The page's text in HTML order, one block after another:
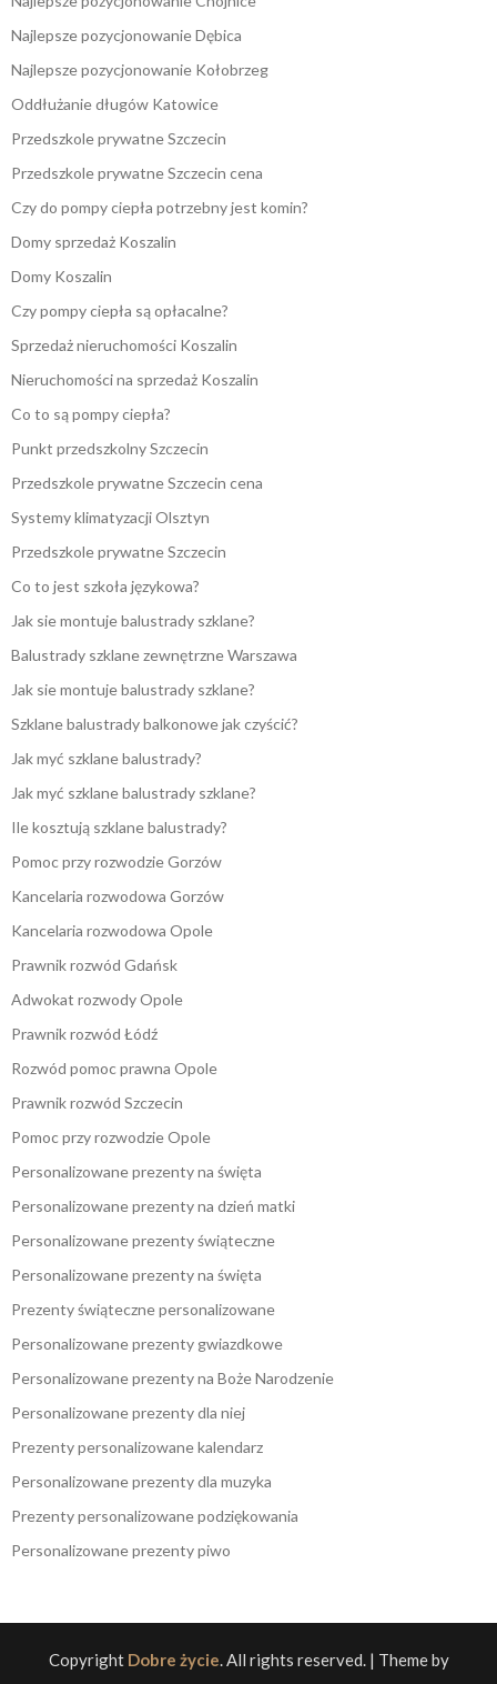
Najlepsze pozycjonowanie Dębica
Najlepsze pozycjonowanie Kołobrzeg
Oddłużanie długów Katowice
Przedszkole prywatne Szczecin
Przedszkole prywatne Szczecin cena
Czy do pompy ciepła potrzebny jest komin?
Domy sprzedaż Koszalin
Domy Koszalin
Czy pompy ciepła są opłacalne?
Sprzedaż nieruchomości Koszalin
Nieruchomości na sprzedaż Koszalin
Co to są pompy ciepła?
Punkt przedszkolny Szczecin
Przedszkole prywatne Szczecin cena
Systemy klimatyzacji Olsztyn
Przedszkole prywatne Szczecin
Co to jest szkoła językowa?
Jak sie montuje balustrady szklane?
Balustrady szklane zewnętrzne Warszawa
Jak sie montuje balustrady szklane?
Szklane balustrady balkonowe jak czyścić?
Jak myć szklane balustrady?
Jak myć szklane balustrady szklane?
Ile kosztują szklane balustrady?
Pomoc przy rozwodzie Gorzów
Kancelaria rozwodowa Gorzów
Kancelaria rozwodowa Opole
Prawnik rozwód Gdańsk
Adwokat rozwody Opole
Prawnik rozwód Łódź
Rozwód pomoc prawna Opole
Prawnik rozwód Szczecin
Pomoc przy rozwodzie Opole
Personalizowane prezenty na święta
Personalizowane prezenty na dzień matki
Personalizowane prezenty świąteczne
Personalizowane prezenty na święta
Prezenty świąteczne personalizowane
Personalizowane prezenty gwiazdkowe
Personalizowane prezenty na Boże Narodzenie
Personalizowane prezenty dla niej
Prezenty personalizowane kalendarz
Personalizowane prezenty dla muzyka
Prezenty personalizowane podziękowania
Personalizowane prezenty piwo
Copyright Dobre życie. All rights reserved. | Theme by